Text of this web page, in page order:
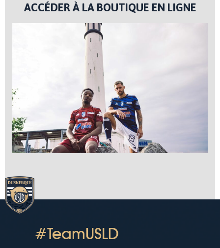
ACCÉDER À LA BOUTIQUE EN LIGNE
#TeamUSLD